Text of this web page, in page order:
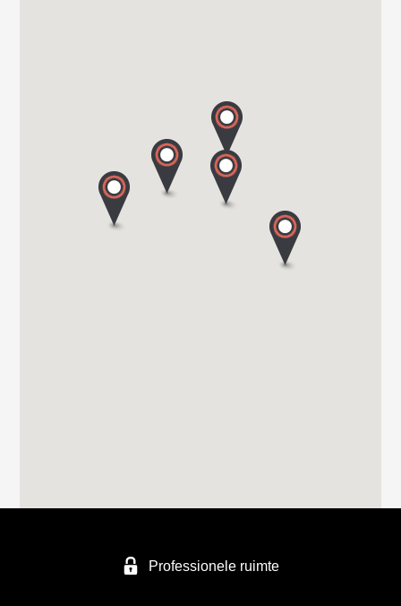
WEBSITE - VANOMOBIL BVBA LOKEREN - NE PAS
9160 LOKEREN
Professionele ruimte